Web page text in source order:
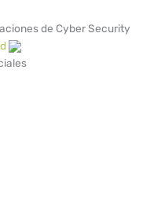
de Cyber Security